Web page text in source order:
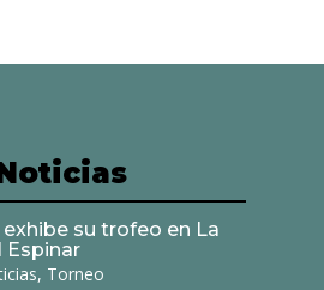
su trofeo en La
Espinar
, Torneo